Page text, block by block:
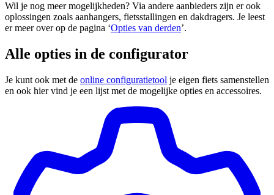
Wil je nog meer mogelijkheden? Via andere aanbieders zijn er ook
oplossingen zoals aanhangers, fietsstallingen en dakdragers. Je leest
er meer over op de pagina ‘Opties van derden’.
Alle opties in de configurator
Je kunt ook met de online configuratietool je eigen fiets samenstellen
en ook hier vind je een lijst met de mogelijke opties en accessoires.